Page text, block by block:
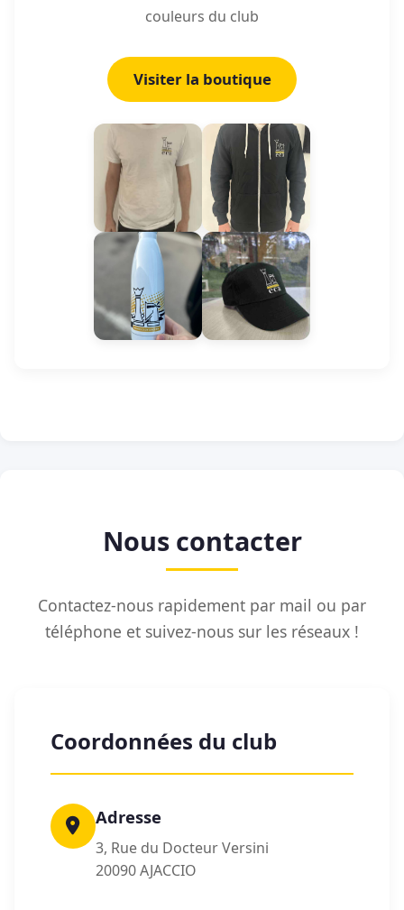
couleurs du club
Visiter la boutique
Nous contacter
Contactez-nous rapidement par mail ou par
téléphone et suivez-nous sur les réseaux !
Coordonnées du club
Adresse
3, Rue du Docteur Versini
20090 AJACCIO